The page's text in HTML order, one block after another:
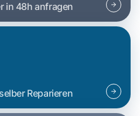
in 48h anfragen
Reparieren